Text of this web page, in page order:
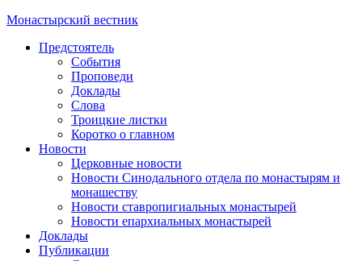
Монастырский вестник
Предстоятель
События
Проповеди
Доклады
Слова
Троицкие листки
Коротко о главном
Новости
Церковные новости
Новости Синодального отдела по монастырям и
монашеству
Новости ставропигиальных монастырей
Новости епархиальных монастырей
Доклады
Публикации